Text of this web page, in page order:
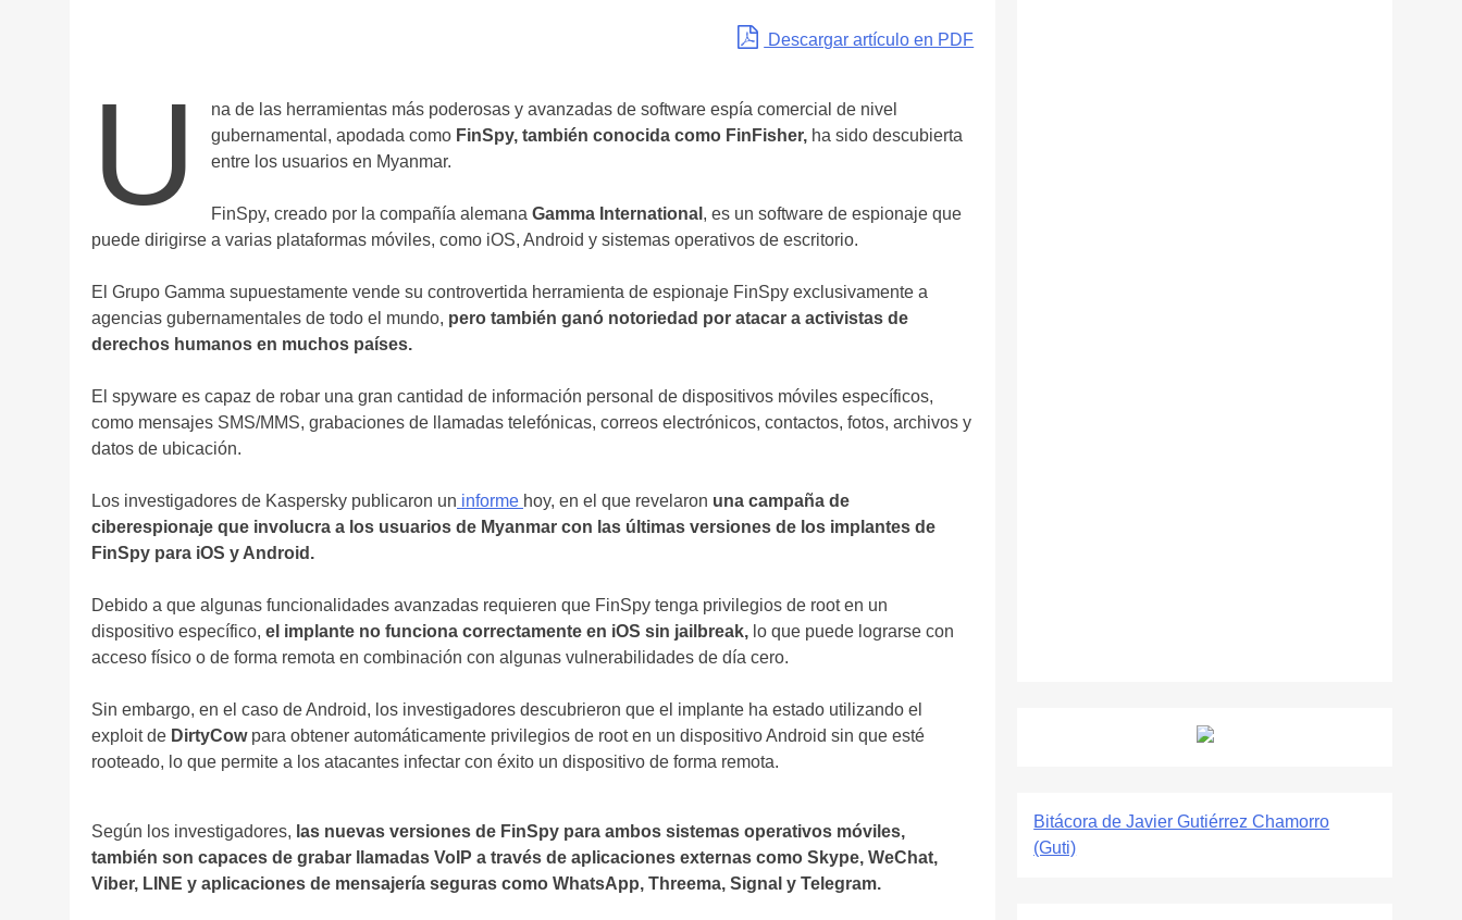
Descargar artículo en PDF
U
na de las herramientas más poderosas y avanzadas de software espía comercial de nivel
gubernamental, apodada como FinSpy, también conocida como FinFisher, ha sido descubierta
entre los usuarios en Myanmar.
FinSpy, creado por la compañía alemanaGamma International , es un software de espionaje que
puede dirigirse a varias plataformas móviles, como iOS, Android y sistemas operativos de escritorio.
El Grupo Gamma supuestamente vende su controvertida herramienta de espionaje FinSpy exclusivamente a
agencias gubernamentales de todo el mundo, pero también ganó notoriedad por atacar a activistas de
derechos humanos en muchos países.
El spyware es capaz de robar una gran cantidad de información personal de dispositivos móviles específicos,
como mensajes SMS/MMS, grabaciones de llamadas telefónicas, correos electrónicos, contactos, fotos, archivos y
datos de ubicación.
Los investigadores de Kaspersky publicaron un informe hoy, en el que revelaron una campaña de
ciberespionaje que involucra a los usuarios de Myanmar con las últimas versiones de los implantes de
FinSpy para iOS y Android.
Debido a que algunas funcionalidades avanzadas requieren que FinSpy tenga privilegios de root en un
dispositivo específico, el implante no funciona correctamente en iOS sin jailbreak, lo que puede lograrse con
acceso físico o de forma remota en combinación con algunas vulnerabilidades de día cero.
Sin embargo, en el caso de Android, los investigadores descubrieron que el implante ha estado utilizando el
exploit de DirtyCow para obtener automáticamente privilegios de root en un dispositivo Android sin que esté
rooteado, lo que permite a los atacantes infectar con éxito un dispositivo de forma remota.
Según los investigadores, las nuevas versiones de FinSpy para ambos sistemas operativos móviles,
también son capaces de grabar llamadas VoIP a través de aplicaciones externas como Skype, WeChat,
Viber, LINE y aplicaciones de mensajería seguras como WhatsApp, Threema, Signal y Telegram.
Bitácora de Javier Gutiérrez Chamorro
(Guti)